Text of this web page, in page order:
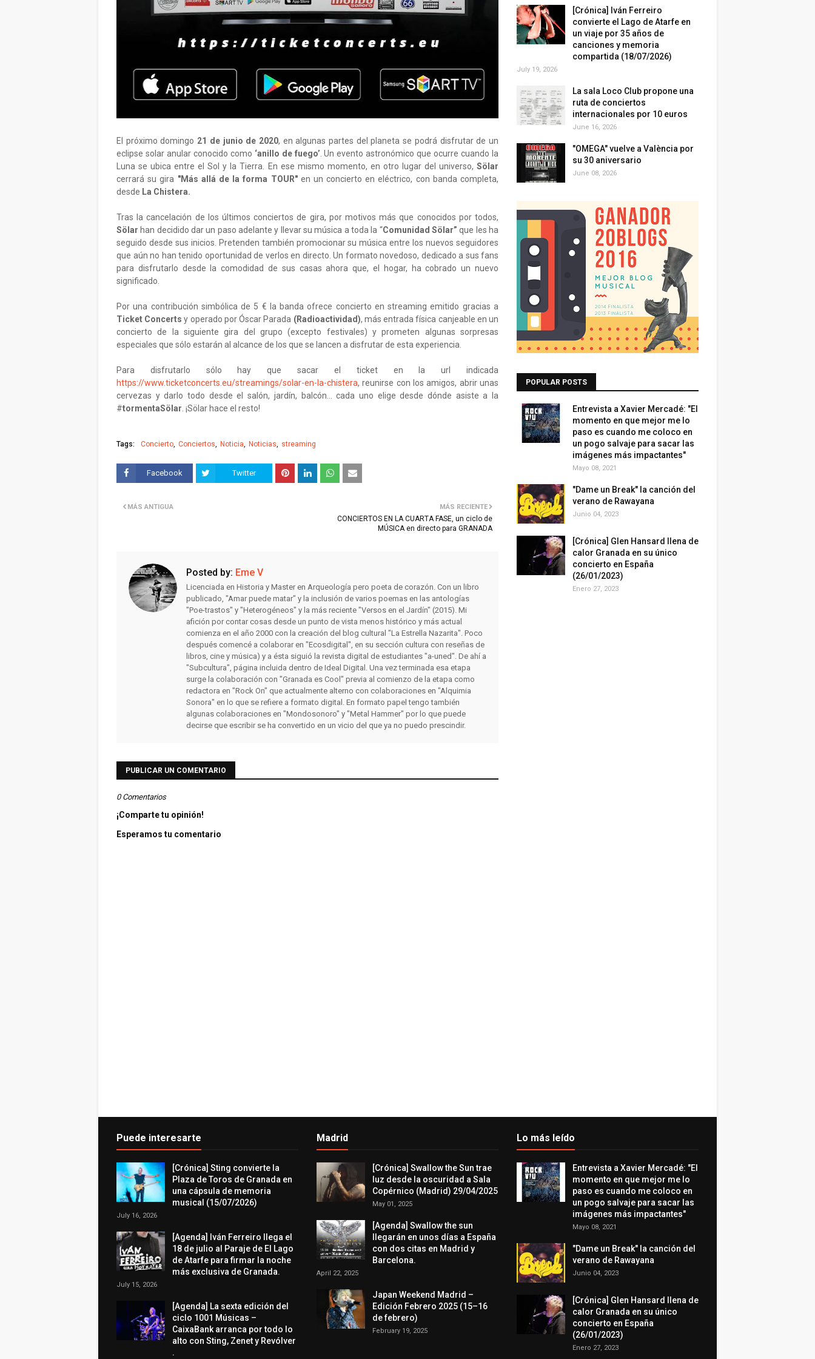
El próximo domingo 21 de junio de 2020, en algunas partes del planeta se podrá disfrutar de un
eclipse solar anular conocido como ‘anillo de fuego’ . Un evento astronómico que ocurre cuando la
Luna se ubica entre el Sol y la Tierra. En ese mismo momento, en otro lugar del universo, Sölar
cerrará su gira "Más allá de la forma TOUR" en un concierto en eléctrico, con banda completa,
desde La Chistera.
Tras la cancelación de los últimos conciertos de gira, por motivos más que conocidos por todos,
Sölar han decidido dar un paso adelante y llevar su música a toda la “Comunidad Sölar” que les ha
seguido desde sus inicios. Pretenden también promocionar su música entre los nuevos seguidores
que aún no han tenido oportunidad de verlos en directo. Un formato novedoso, dedicado a sus fans
para disfrutarlo desde la comodidad de sus casas ahora que, el hogar, ha cobrado un nuevo
significado.
Por una contribución simbólica de 5 € la banda ofrece concierto en streaming emitido gracias a
Ticket Concerts y operado por Óscar Parada (Radioactividad), más entrada física canjeable en un
concierto de la siguiente gira del grupo (excepto festivales) y prometen algunas sorpresas
especiales que sólo estarán al alcance de los que se lancen a disfrutar de esta experiencia.
Para disfrutarlo sólo hay que sacar el ticket en la url indicada
https://www.ticketconcerts.eu/streamings/solar-en-la-chistera, reunirse con los amigos, abrir unas
cervezas y darlo todo desde el salón, jardín, balcón... cada uno elige desde dónde asiste a la
#tormentaSölar . ¡Sölar hace el resto!
Tags: Concierto Conciertos Noticia Noticias streaming
Facebook Twitter
MÁS RECIENTE
CONCIERTOS EN LA CUARTA FASE, un ciclo de
MÚSICA en directo para GRANADA
MÁS ANTIGUA
Posted by: Eme V
Licenciada en Historia y Master en Arqueología pero poeta de corazón. Con un libro
publicado, "Amar puede matar" y la inclusión de varios poemas en las antologías
"Poe-trastos" y "Heterogéneos" y la más reciente "Versos en el Jardín" (2015). Mi
afición por contar cosas desde un punto de vista menos histórico y más actual
comienza en el año 2000 con la creación del blog cultural "La Estrella Nazarita". Poco
después comencé a colaborar en "Ecosdigital", en su sección cultura con reseñas de
libros, cine y música) y a ésta siguió la revista digital de estudiantes "a-uned". De ahí a
"Subcultura", página incluida dentro de Ideal Digital. Una vez terminada esa etapa
surge la colaboración con "Granada es Cool" previa al comienzo de la etapa como
redactora en "Rock On" que actualmente alterno con colaboraciones en "Alquimia
Sonora" en lo que se refiere a formato digital. En formato papel tengo también
algunas colaboraciones en "Mondosonoro" y "Metal Hammer" por lo que puede
decirse que escribir se ha convertido en un vicio del que ya no puedo prescindir.
PUBLICAR UN COMENTARIO
0 Comentarios
¡Comparte tu opinión!
Esperamos tu comentario
[Crónica] Iván Ferreiro
convierte el Lago de Atarfe en
un viaje por 35 años de
canciones y memoria
compartida (18/07/2026)
July 19, 2026
La sala Loco Club propone una
ruta de conciertos
internacionales por 10 euros
June 16, 2026
"OMEGA" vuelve a València por
su 30 aniversario
June 08, 2026
POPULAR POSTS
Entrevista a Xavier Mercadé: "El
momento en que mejor me lo
paso es cuando me coloco en
un pogo salvaje para sacar las
imágenes más impactantes"
Mayo 08, 2021
"Dame un Break" la canción del
verano de Rawayana
Junio 04, 2023
[Crónica] Glen Hansard llena de
calor Granada en su único
concierto en España
(26/01/2023)
Enero 27, 2023
Puede interesarte
[Crónica] Sting convierte la
Plaza de Toros de Granada en
una cápsula de memoria
musical (15/07/2026)
July 16, 2026
[Agenda] Iván Ferreiro llega el
18 de julio al Paraje de El Lago
de Atarfe para firmar la noche
más exclusiva de Granada.
July 15, 2026
[Agenda] La sexta edición del
ciclo 1001 Músicas –
CaixaBank arranca por todo lo
alto con Sting, Zenet y Revólver
.
Madrid
[Crónica] Swallow the Sun trae
luz desde la oscuridad a Sala
Copérnico (Madrid) 29/04/2025
May 01, 2025
[Agenda] Swallow the sun
llegarán en unos días a España
con dos citas en Madrid y
Barcelona.
April 22, 2025
Japan Weekend Madrid –
Edición Febrero 2025 (15–16
de febrero)
February 19, 2025
Lo más leído
Entrevista a Xavier Mercadé: "El
momento en que mejor me lo
paso es cuando me coloco en
un pogo salvaje para sacar las
imágenes más impactantes"
Mayo 08, 2021
"Dame un Break" la canción del
verano de Rawayana
Junio 04, 2023
[Crónica] Glen Hansard llena de
calor Granada en su único
concierto en España
(26/01/2023)
Enero 27, 2023